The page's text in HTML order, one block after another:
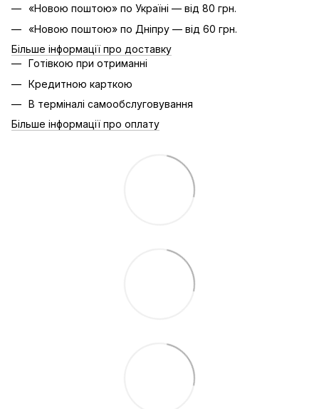
«Новою поштою» по Україні — від 80 грн.
«Новою поштою» по Дніпру — від 60 грн.
Більше інформації про доставку
Готівкою при отриманні
Кредитною карткою
В терміналі самообслуговування
Більше інформації про оплату